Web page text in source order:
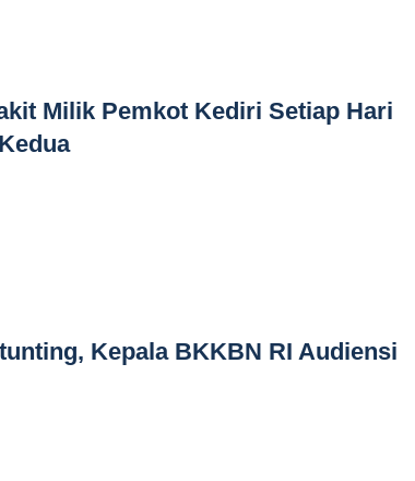
Milik Pemkot Kediri Setiap Hari
Kepala BKKBN RI Audiensi